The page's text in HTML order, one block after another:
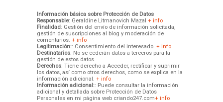
Información básica sobre Protección de Datos
Responsable: Geraldine Litmanovich Mazal + info
Finalidad: Gestión del envío de información solicitada,
gestión de suscripciones al blog y moderación de
comentarios. + info
Legitimación:: Consentimiento del interesado. + info
Destinatarios: No se cederán datos a terceros para la
gestión de estos datos.
Derechos: Tiene derecho a Acceder, rectificar y suprimir
los datos, así como otros derechos, como se explica en la
información adicional. + info
Información adicional:: Puede consultar la información
adicional y detallada sobre Protección de Datos
Personales en mi página web criando247.com+ info